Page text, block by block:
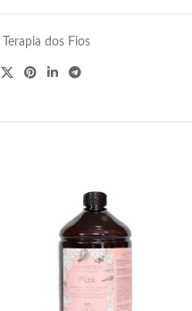
Terapia dos Fios